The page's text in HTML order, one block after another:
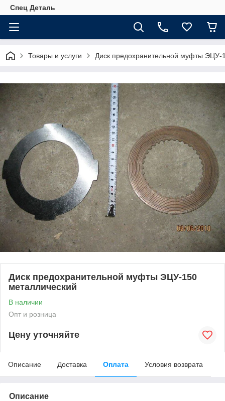
Спец Деталь
Товары и услуги Диск предохранительной муфты ЭЦУ-
Диск предохранительной муфты ЭЦУ-150
металлический
В наличии
Опт и розница
Цену уточняйте
Описание Доставка Оплата Условия возврата
Описание